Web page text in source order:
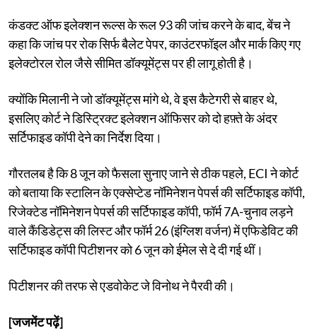
कंडक्ट ऑफ इलेक्शन रूल्स के रूल 93 की जांच करने के बाद, बेंच ने
कहा कि जांच पर रोक सिर्फ बैलेट पेपर, काउंटरफॉइल और मार्क किए गए
इलेक्टोरल रोल जैसे सीमित डॉक्यूमेंट्स पर ही लागू होती है।
क्योंकि मिलानी ने जो डॉक्यूमेंट्स मांगे थे, वे इस कैटेगरी से बाहर थे,
इसलिए कोर्ट ने डिस्ट्रिक्ट इलेक्शन ऑफिसर को दो हफ़्ते के अंदर
सर्टिफाइड कॉपी देने का निर्देश दिया।
गौरतलब है कि 8 जून को फैसला सुनाए जाने से ठीक पहले, ECI ने कोर्ट
को बताया कि स्टालिन के एक्सेप्टेड नॉमिनेशन पेपर्स की सर्टिफाइड कॉपी,
रिजेक्टेड नॉमिनेशन पेपर्स की सर्टिफाइड कॉपी, फॉर्म 7A-चुनाव लड़ने
वाले कैंडिडेट्स की लिस्ट और फॉर्म 26 (इंग्लिश वर्जन) में एफिडेविट की
सर्टिफाइड कॉपी पिटीशनर को 6 जून को ईमेल से दे दी गई थीं।
पिटीशनर की तरफ से एडवोकेट जे विनोथ ने पैरवी की।
[जजमेंट पढ़ें]